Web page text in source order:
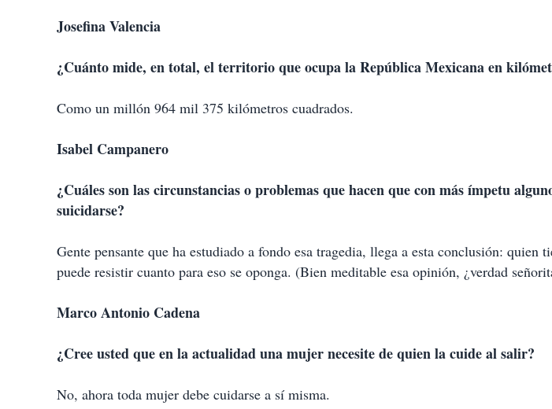
Josefina Valencia
¿Cuánto mide, en total, el territorio que ocupa la República Mexicana en
Como un millón 964 mil 375 kilómetros cuadrados.
Isabel Campanero
¿Cuáles son las circunstancias o problemas que hacen que con más ímpetu
suicidarse?
Gente pensante que ha estudiado a fondo esa tragedia, llega a esta conclusión: quien
puede resistir cuanto para eso se oponga. (Bien meditable esa opinión, ¿verdad
Marco Antonio Cadena
¿Cree usted que en la actualidad una mujer necesite de quien la cuide al salir?
No, ahora toda mujer debe cuidarse a sí misma.